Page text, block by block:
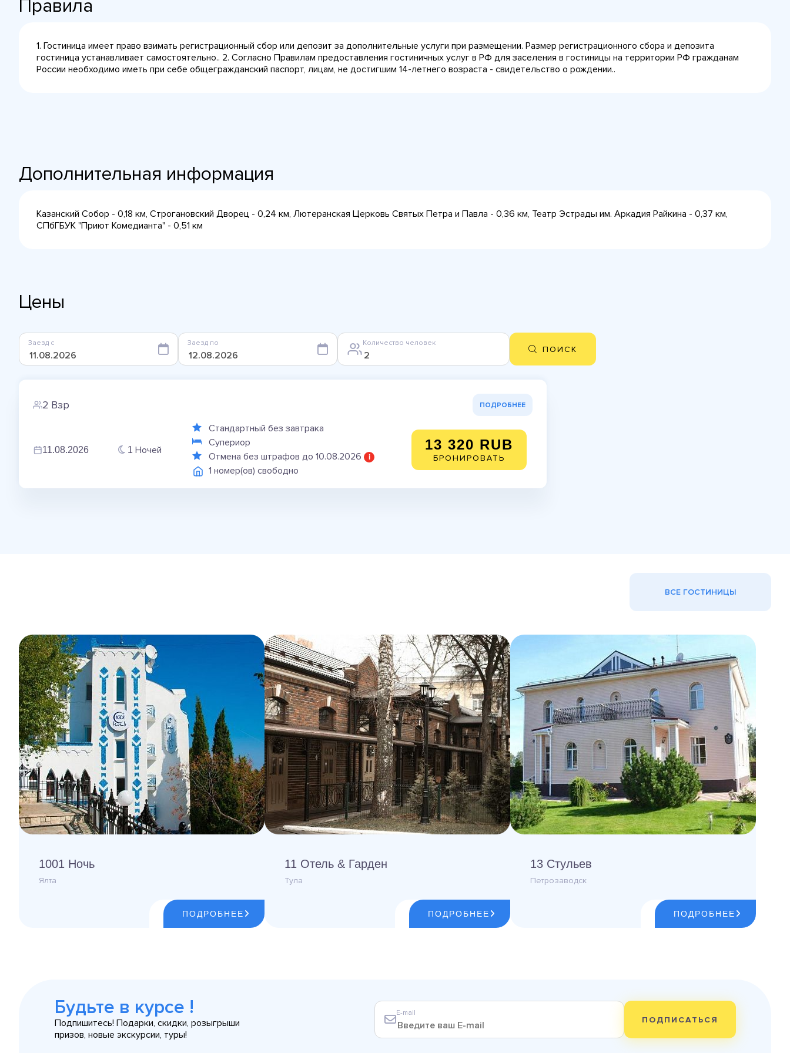
Правила
1. Гостиница имеет право взимать регистрационный сбор или депозит за дополнительные услуги при размещении. Размер регистрационного сбора и депозита
гостиница устанавливает самостоятельно.. 2. Согласно Правилам предоставления гостиничных услуг в РФ для заселения в гостиницы на территории РФ гражданам
России необходимо иметь при себе общегражданский паспорт, лицам, не достигшим 14-летнего возраста - свидетельство о рождении..
Дополнительная информация
Казанский Собор - 0,18 км, Строгановский Дворец - 0,24 км, Лютеранская Церковь Святых Петра и Павла - 0,36 км, Театр Эстрады им. Аркадия Райкина - 0,37 км,
СПбГБУК "Приют Комедианта" - 0,51 км
Цены
Заезд с Заезд по Количество человек
ПОИСК
2 Взр ПОДРОБНЕЕ
11.08.2026 1 Ночей
Стандартный без завтрака
Супериор
Отмена без штрафов до 10.08.2026 i
1 номер(ов) свободно
13 320 RUB
БРОНИРОВАТЬ
ВСЕ ГОСТИНИЦЫ
1001 Ночь
Ялта
ПОДРОБНЕЕ
11 Отель & Гарден
Тула
ПОДРОБНЕЕ
13 Стульев
Петрозаводск
ПОДРОБНЕЕ
Будьте в курсе !
Подпишитесь! Подарки, скидки, розыгрыши
призов, новые экскурсии, туры!
E-mail
ПОДПИСАТЬСЯ